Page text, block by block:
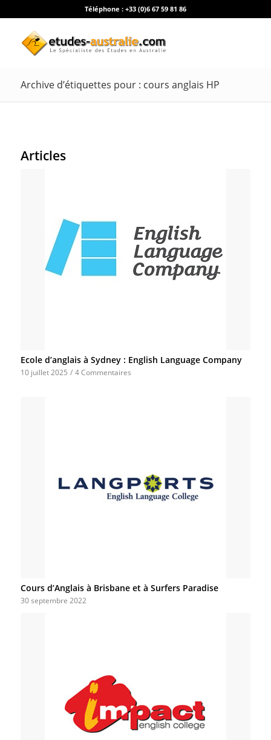
Téléphone : +33 (0)6 67 59 81 86
Archive d’étiquettes pour : cours anglais HP
Articles
Ecole d’anglais à Sydney : English Language Company
10 juillet 2025 / 4 Commentaires
Cours d’Anglais à Brisbane et à Surfers Paradise
30 septembre 2022